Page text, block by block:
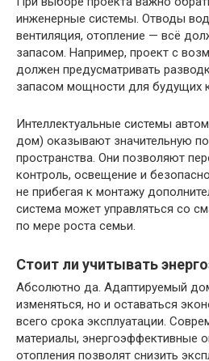
инженерные системы. Отводы
вентиляция, отопление — всё
запасом. Например, проект с
должен предусматривать
запасом мощности для будущих
Интеллектуальные системы
дом) оказывают значительную
пространства. Они позволяют
контроль, освещение и
не прибегая к монтажу
система может управляться со
по мере роста семьи.
Стоит ли учитывать
Абсолютно да. Адаптируемый
изменяться, но и оставаться
всего срока эксплуатации.
материалы, энергоэффективные
отопления позволят снизить